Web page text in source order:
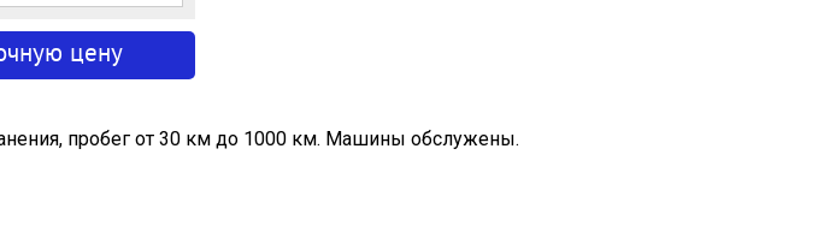
пробег от 30 км до 1000 км. Машины обслужены.